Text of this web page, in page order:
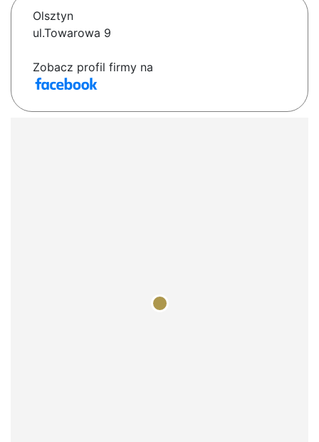
Olsztyn
ul.Towarowa 9
Zobacz profil firmy na